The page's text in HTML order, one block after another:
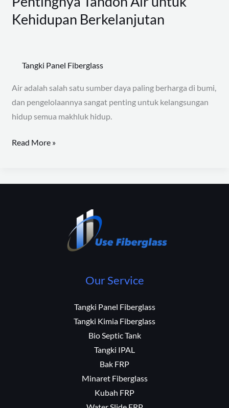
Kehidupan Berkelanjutan
Tangki Panel Fiberglass
Air adalah salah satu sumber daya paling berharga di bumi,
dan pengelolaannya sangat penting untuk kelangsungan
hidup semua makhluk hidup.
Read More »
Our Service
Tangki Panel Fiberglass
Tangki Kimia Fiberglass
Bio Septic Tank
Tangki IPAL
Bak FRP
Minaret Fiberglass
Kubah FRP